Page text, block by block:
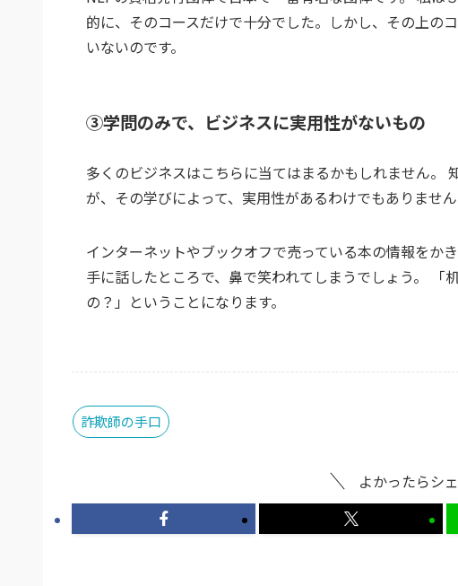
的に、そのコースだけで十分でした。しかし、その上の
いないのです。
③学問のみで、ビジネスに実用性がないもの
多くのビジネスはこちらに当てはまるかもしれません。
が、その学びによって、実用性があるわけでもありません
インターネットやブックオフで売っている本の情報をか
手に話したところで、鼻で笑われてしまうでしょう。 「
の？」ということになります。
詐欺師の手口
よかったらシ